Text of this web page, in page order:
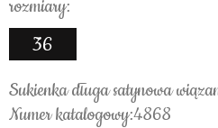
rozmiary:
36
Sukienka długa satynowa
Numer katalogowy:4868